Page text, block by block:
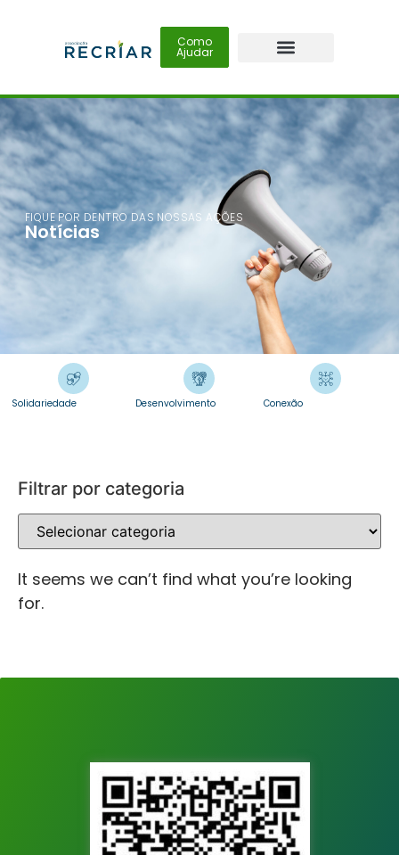
Como
Ajudar
FIQUE POR DENTRO DAS NOSSAS AÇÕES
Notícias
Solidariedade Desenvolvimento Conexão
It seems we can’t find what you’re looking
for.
Filtrar por categoria